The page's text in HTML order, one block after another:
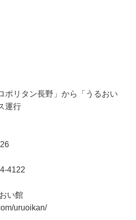
ポリタン長野」から「うるおい
運行
4122
い館
uruoikan/